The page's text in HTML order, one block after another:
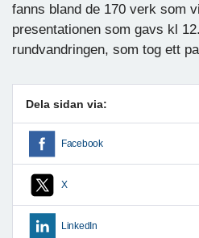
fanns bland de 170 verk som
presentationen som gavs kl
rundvandringen, som tog ett
Dela sidan via:
Facebook
X
LinkedIn